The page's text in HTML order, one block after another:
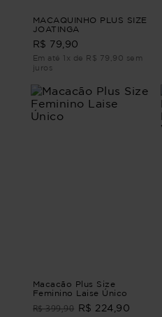
MACAQUINHO PLUS SIZE
JOATINGA
R$ 79,90
Em até 1x de R$ 79,90 sem
juros
Macacão Plus Size
Feminino Laise Único
R$ 399,90 R$ 224,90